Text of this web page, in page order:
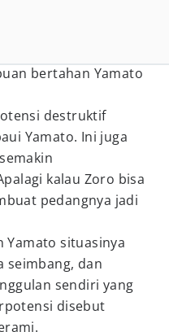
bertahan Yamato
destruktif
Yamato. Ini juga
kalau Zoro bisa
pedangnya jadi
Yamato situasinya
seimbang, dan
sendiri yang
disebut